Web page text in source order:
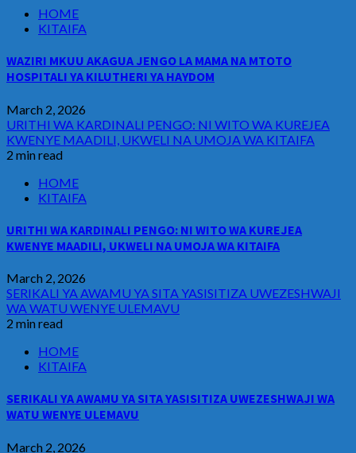
HOME
KITAIFA
WAZIRI MKUU AKAGUA JENGO LA MAMA NA MTOTO
HOSPITALI YA KILUTHERI YA HAYDOM
March 2, 2026
URITHI WA KARDINALI PENGO: NI WITO WA KUREJEA
KWENYE MAADILI, UKWELI NA UMOJA WA KITAIFA
2 min read
HOME
KITAIFA
URITHI WA KARDINALI PENGO: NI WITO WA KUREJEA
KWENYE MAADILI, UKWELI NA UMOJA WA KITAIFA
March 2, 2026
SERIKALI YA AWAMU YA SITA YASISITIZA UWEZESHWAJI
WA WATU WENYE ULEMAVU
2 min read
HOME
KITAIFA
SERIKALI YA AWAMU YA SITA YASISITIZA UWEZESHWAJI WA
WATU WENYE ULEMAVU
March 2, 2026